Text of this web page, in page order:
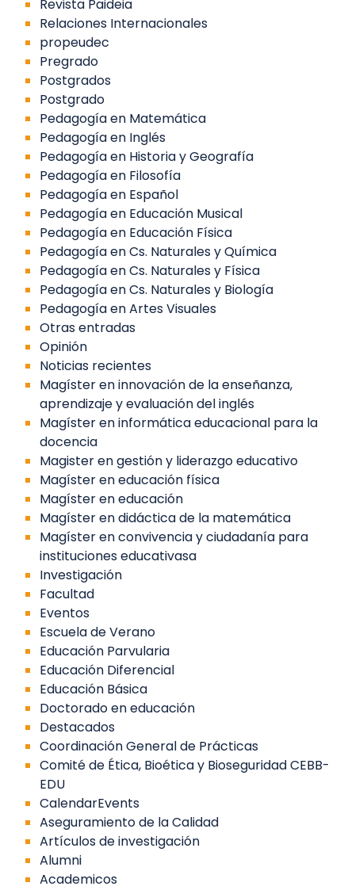
Revista Paideia
Relaciones Internacionales
propeudec
Pregrado
Postgrados
Postgrado
Pedagogía en Matemática
Pedagogía en Inglés
Pedagogía en Historia y Geografía
Pedagogía en Filosofía
Pedagogía en Español
Pedagogía en Educación Musical
Pedagogía en Educación Física
Pedagogía en Cs. Naturales y Química
Pedagogía en Cs. Naturales y Física
Pedagogía en Cs. Naturales y Biología
Pedagogía en Artes Visuales
Otras entradas
Opinión
Noticias recientes
Magíster en innovación de la enseñanza,
aprendizaje y evaluación del inglés
Magíster en informática educacional para la
docencia
Magister en gestión y liderazgo educativo
Magíster en educación física
Magíster en educación
Magíster en didáctica de la matemática
Magíster en convivencia y ciudadanía para
instituciones educativasa
Investigación
Facultad
Eventos
Escuela de Verano
Educación Parvularia
Educación Diferencial
Educación Básica
Doctorado en educación
Destacados
Coordinación General de Prácticas
Comité de Ética, Bioética y Bioseguridad CEBB-
EDU
CalendarEvents
Aseguramiento de la Calidad
Artículos de investigación
Alumni
Academicos